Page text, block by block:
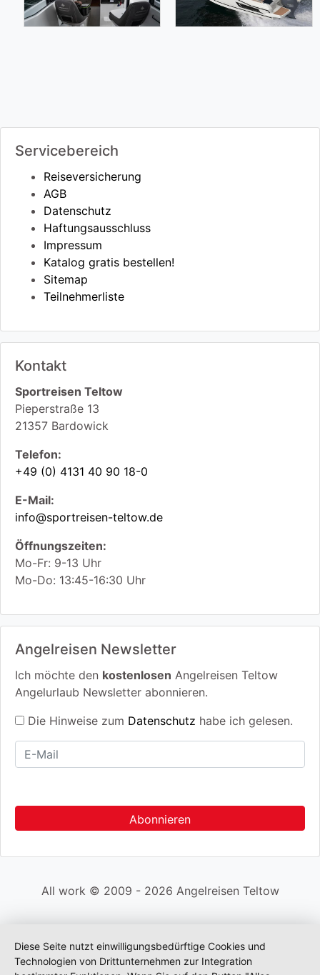
Servicebereich
Reiseversicherung
AGB
Datenschutz
Haftungsausschluss
Impressum
Katalog gratis bestellen!
Sitemap
Teilnehmerliste
Kontakt
Sportreisen Teltow
Pieperstraße 13
21357 Bardowick
Telefon:
+49 (0) 4131 40 90 18-0
E-Mail:
info@sportreisen-teltow.de
Öffnungszeiten:
Mo-Fr: 9-13 Uhr
Mo-Do: 13:45-16:30 Uhr
Angelreisen Newsletter
Ich möchte den kostenlosen Angelreisen Teltow
Angelurlaub Newsletter abonnieren.
Die Hinweise zum Datenschutz habe ich gelesen.
All work © 2009 - 2026 Angelreisen Teltow
Diese Seite nutzt einwilligungsbedürftige Cookies und
Technologien von Drittunternehmen zur Integration